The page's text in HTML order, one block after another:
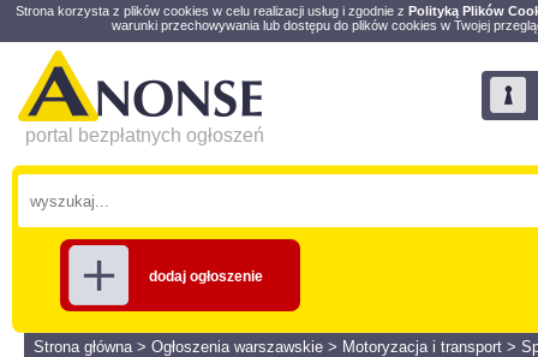
Strona korzysta z plików cookies w celu realizacji usług i zgodnie z Polityką Plików
warunki przechowywania lub dostępu do plików cookies w Twojej
portal bezpłatnych ogłoszeń
dodaj ogłoszenie
Strona główna> Ogłoszenia warszawskie > Motoryzacja i transport >